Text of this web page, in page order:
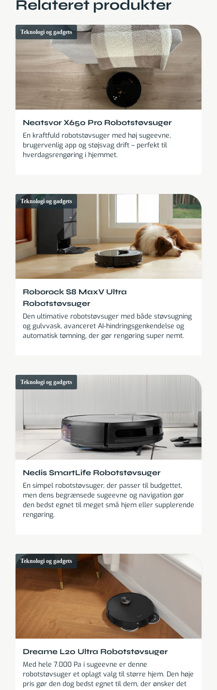
Relateret produkter
Neatsvor X650 Pro Robotstøvsuger
En kraftfuld robotstøvsuger med høj sugeevne,
brugervenlig app og støjsvag drift – perfekt til
hverdagsrengøring i hjemmet.
Teknologi og gadgets
Roborock S8 MaxV Ultra
Robotstøvsuger
Den ultimative robotstøvsuger med både støvsugning
og gulvvask, avanceret AI-hindringsgenkendelse og
automatisk tømning, der gør rengøring super nemt.
Teknologi og gadgets
Nedis SmartLife Robotstøvsuger
En simpel robotstøvsuger, der passer til budgettet,
men dens begrænsede sugeevne og navigation gør
den bedst egnet til meget små hjem eller supplerende
rengøring.
Teknologi og gadgets
Dreame L20 Ultra Robotstøvsuger
Med hele 7.000 Pa i sugeevne er denne
robotstøvsuger et oplagt valg til større hjem. Den høje
pris gør den dog bedst egnet til dem, der ønsker det
Teknologi og gadgets